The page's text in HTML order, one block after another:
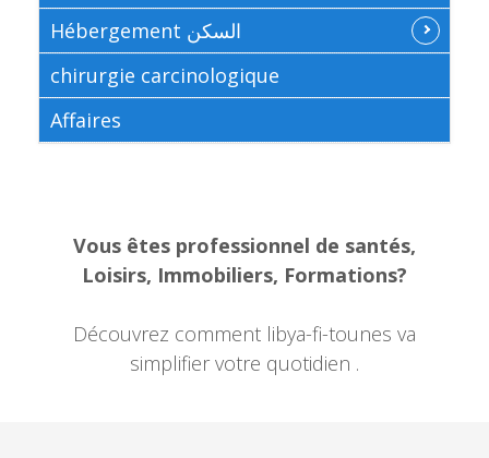
Hébergement السكن
chirurgie carcinologique
Affaires
Vous êtes professionnel de santés,
Loisirs, Immobiliers, Formations?
Découvrez comment libya-fi-tounes va
simplifier votre quotidien .